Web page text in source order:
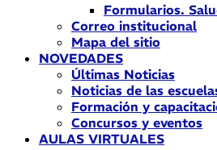
Formularios.
Correo institucional
Mapa del sitio
NOVEDADES
Últimas Noticias
Noticias de las
Formación y
Concursos y eventos
AULAS VIRTUALES